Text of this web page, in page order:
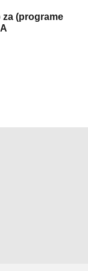
za (programe